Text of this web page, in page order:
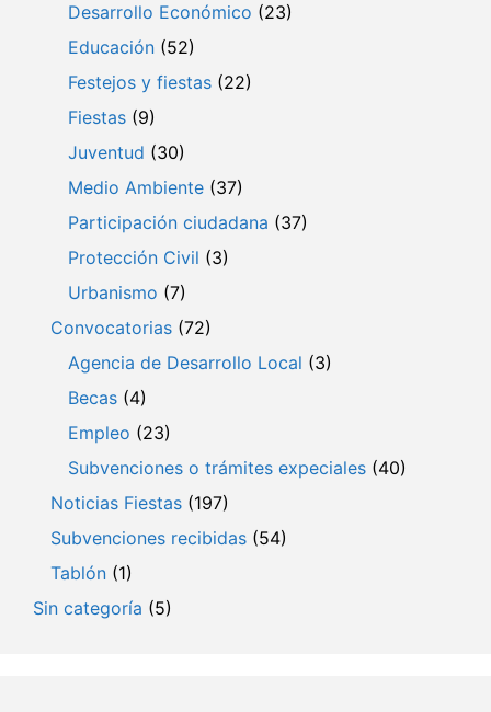
Desarrollo Económico (23)
Educación (52)
Festejos y fiestas (22)
Fiestas (9)
Juventud (30)
Medio Ambiente (37)
Participación ciudadana (37)
Protección Civil (3)
Urbanismo (7)
Convocatorias (72)
Agencia de Desarrollo Local (3)
Becas (4)
Empleo (23)
Subvenciones o trámites expeciales (40)
Noticias Fiestas (197)
Subvenciones recibidas (54)
Tablón (1)
Sin categoría (5)